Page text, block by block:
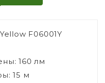
F06001Y
160 лм
15 м